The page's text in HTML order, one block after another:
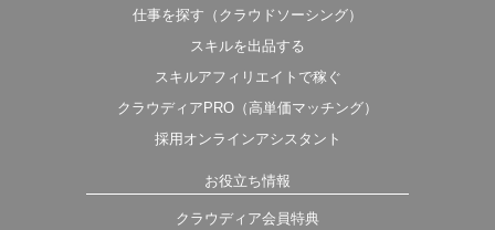
仕事を探す（クラウドソーシング）
スキルを出品する
スキルアフィリエイトで稼ぐ
クラウディアPRO（高単価マッチング）
採用オンラインアシスタント
お役立ち情報
クラウディア会員特典